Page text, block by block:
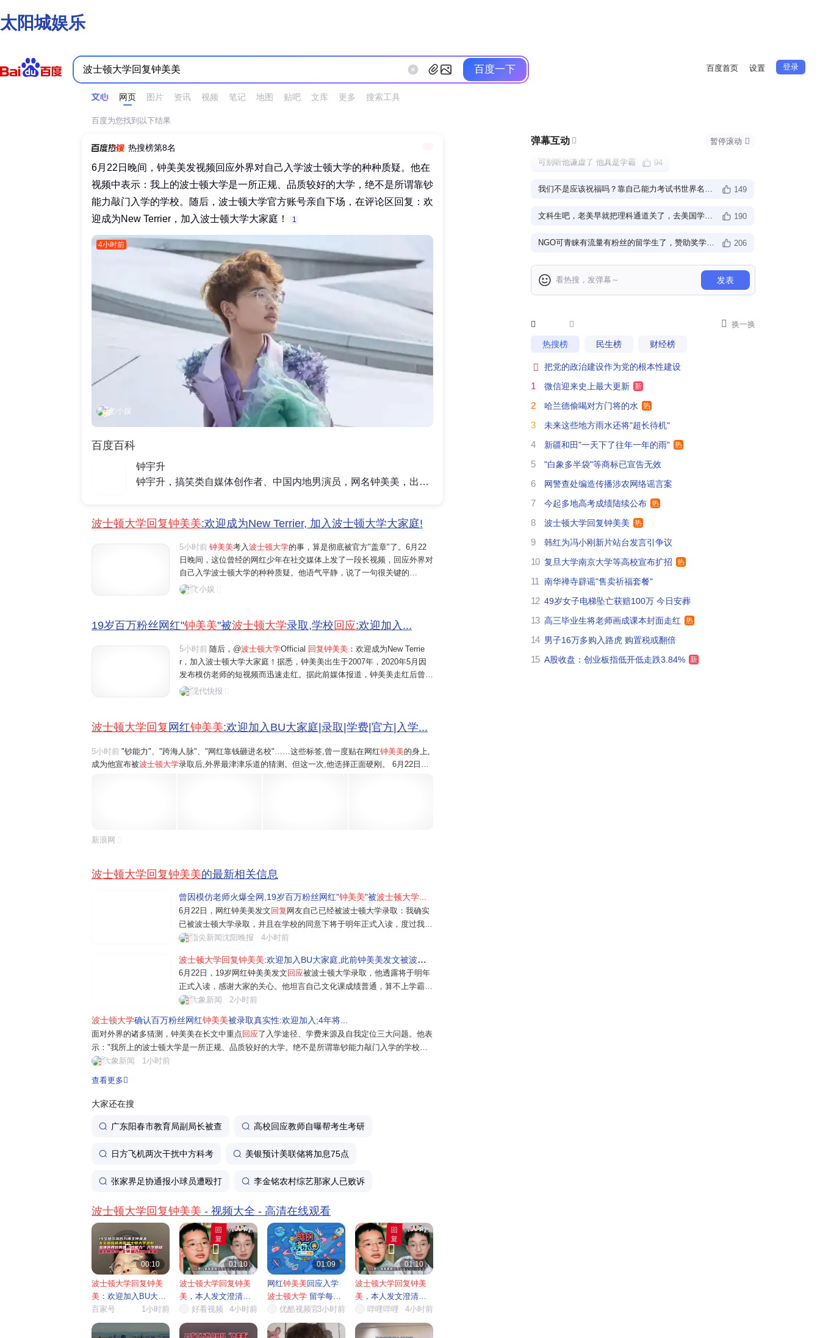
太阳城娱乐
百度一下 百度首页 设置 登录
网页 图片 资讯 视频 笔记 地图 贴吧 文库 更多 搜索工具
弹幕互动  暂停滚动 
94
可别听他谦虚了 他真是学霸
149
190
，哈哈，现在都懂是什
206
50
他高中好像是哈三中的，能进哈三中的都是学霸啊
156
男人还是女人啊？
34
评论区展示了物种的多样性，自己能力不行在那酸黄瓜
高中出去1年观念就洋化扭曲了，3年后见人品
101
自己养自己不靠父母太厉害了
实话实说，这学校真的是钞能力可以入读的
希望钟美美以后不要被NGO组织收买
94
可别听他谦虚了 他真是学霸
发表
   换一换
热搜榜 民生榜 财经榜
 把党的政治建设作为党的根本性建设
1 微信迎来史上最大更新 新
2 哈兰德偷喝对方门将的水 热
3 未来这些地方雨水还将"超长待机"
4 新疆和田"一天下了往年一年的雨" 热
5 "白象多半袋"等商标已宣告无效
6 网警查处编造传播涉农网络谣言案
7 今起多地高考成绩陆续公布 热
8 波士顿大学回复钟美美 热
9 韩红为冯小刚新片站台发言引争议
10 复旦大学南京大学等高校宣布扩招 热
11 南华禅寺辟谣"售卖祈福套餐"
12 49岁女子电梯坠亡获赔100万 今日安葬
13 高三毕业生将老师画成课本封面走红 热
14 男子16万多购入路虎 购置税或翻倍
15 A股收盘：创业板指低开低走跌3.84% 新
时间不限 所有网页和文件 站点内检索
百度为您找到以下结果
热搜榜第8名
6月22日晚间，钟美美发视频回应外界对自己入学波士顿大学的种种质疑。他在
视频中表示：我上的波士顿大学是一所正规、品质较好的大学，绝不是所谓靠钞
能力敲门入学的学校。随后，波士顿大学官方账号亲自下场，在评论区回复：欢
迎成为New Terrier，加入波士顿大学大家庭！‌‌
1
4小时前
文小娱
百度百科
钟宇升
钟宇升，搞笑类自媒体创作者、中国内地男演员，网名钟美美，出生于黑龙江省哈尔滨市，成长于黑龙江省鹤岗市。截至2025年7月17日，钟宇升的抖音账号拥有486万粉丝。其中模仿老师合集视频有4.65亿播放量，办公室系列超7700万播放量。2020年5月，年仅13岁的钟宇升因模仿老师的视频在网络上走红，引发网友们的强烈共鸣，视频播放量累计达数亿次。同月，钟宇升的视频被大量下架，甚至有自媒体称，视频下架是由于校方约谈家长；5月29日，有网友发帖称"钟美美"被相关部门约谈，当日，钟宇升进行回应："我不想发那些了，我想换个风格，也是表演，但是不模仿老师了，我看他们挺多看腻了。"2020年7月，钟宇升参与录制综艺节目《脱口秀大会第三季》；9月，登上《智族GQ》11周年特辑封面，因在GQ的问卷中填写的一句"痛苦不分深浅"，登上热搜；11月，获得新周刊第二十一届中国视频榜"年度自媒体"荣誉称号；12月，参与录
波士顿大学回复钟美美:欢迎成为New Terrier, 加入波士顿大学大家庭!
5小时前 钟美美考入波士顿大学的事，算是彻底被官方"盖章"了。6月22
日晚间，这位曾经的网红少年在社交媒体上发了一段长视频，回应外界对
自己入学波士顿大学的种种质疑。他语气平静，说了一句很关键的
话："我上的波士顿大学是一所正规、品质较好的大学，绝不是所谓靠钞
文小娱
19岁百万粉丝网红"钟美美"被波士顿大学录取,学校 回应:欢迎加入...
5小时前 随后，@波士顿大学Official 回复钟美美 ：欢迎成为New Terrie
r，加入波士顿大学大家庭！据悉，钟美美出生于2007年，2020年5月因
发布模仿老师的短视频而迅速走红。据此前媒体报道，钟美美走红后曾拒
绝多家公司的高额签约。他曾表示，有家公司想跟他签约，可以一年付给
现代快报
波士顿大学回复 网红钟美美:欢迎加入BU大家庭|录取|学费|官方|入学...
5小时前 "钞能力"、"跨海人脉"、"网红靠钱砸进名校"……这些标签,曾一度贴在网红钟美美的身上,
成为他宣布被波士顿大学录取后,外界最津津乐道的猜测。但这一次,他选择正面硬刚。 6月22日晚,
4
新浪网
波士顿大学回复钟美美的最新相关信息
曾因模仿老师火爆全网,19岁百万粉丝网红"钟美美"被波士顿大学...
6月22日，网红钟美美发文 回复 网友自己已经被波士顿大学录取：我确实
已被波士顿大学录取，并且在学校的同意下将于明年正式入读，度过我的
本科时光，探索更多的可能性。感谢大家的关心，也有点惶恐怕耗费公共
成绩普通，不是学霸，我敬佩那些学习能力强的同学。正因为
指尖新闻沈阳晚报 4小时前
波士顿大学回复钟美美:欢迎加入BU大家庭,此前钟美美发文被波士顿...
6月22日，19岁网红钟美美发文 回应被波士顿大学录取，他透露将于明年
正式入读，感谢大家的关心。他坦言自己文化课成绩普通，算不上学霸，
正因如此才格外向往大学，希望多读书开阔眼界，提升自己。他同时澄清
径，学校录取综合参考学业、社会实践与个人特长...
大象新闻 2小时前
波士顿大学确认百万粉丝网红钟美美被录取真实性:欢迎加入;4年将...
面对外界的诸多猜测，钟美美在长文中重点回应了入学途径、学费来源及自我定位三大问题。他表
示："我所上的波士顿大学是一所正规、品质较好的大学。绝不是所谓靠钞能力敲门入学的学校，
实际上我也没有、不用缴纳正常学费以外的费用。它的入学考察，除了高中时期基本学习情况外，
大象新闻 1小时前
查看更多
大家还在搜
广东阳春市教育局副局长被查 高校回应教师自曝帮考生考研
日方飞机两次干扰中方科考 美银预计美联储将加息75点
张家界足协通报小球员遭殴打 李金铭农村综艺那家人已败诉
波士顿大学回复钟美美 - 视频大全 - 高清在线观看

00:10
波士顿大学回复钟美
美 ：欢迎加入BU大家
庭
百家号 1小时前

01:10
波士顿大学回复钟美
美 ，本人发文澄清留
学相关...
好看视频 4小时前

01:09
网红钟美美回应入学
波士顿大学 留学每年
需近7...
优酷视频官…3小时前

01:10
波士顿大学回复钟美
美 ，本人发文澄清留
学相关...
哔哩哔哩 4小时前